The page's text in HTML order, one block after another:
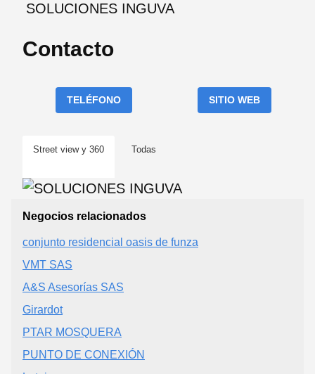
SOLUCIONES INGUVA
Contacto
TELÉFONO SITIO WEB
Street view y 360 Todas
Negocios relacionados
conjunto residencial oasis de funza
VMT SAS
A&S Asesorías SAS
Girardot
PTAR MOSQUERA
PUNTO DE CONEXIÓN